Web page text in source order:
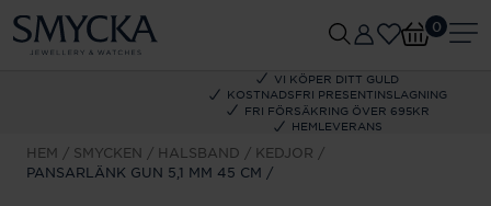
VI KÖPER DITT GULD
KOSTNADSFRI PRESENTINSLAGNING
FRI FÖRSÄKRING ÖVER 695KR
HEMLEVERANS
0
HEM SMYCKEN HALSBAND
KEDJOR
PANSARLÄNK GUN 5,1 MM 45 CM